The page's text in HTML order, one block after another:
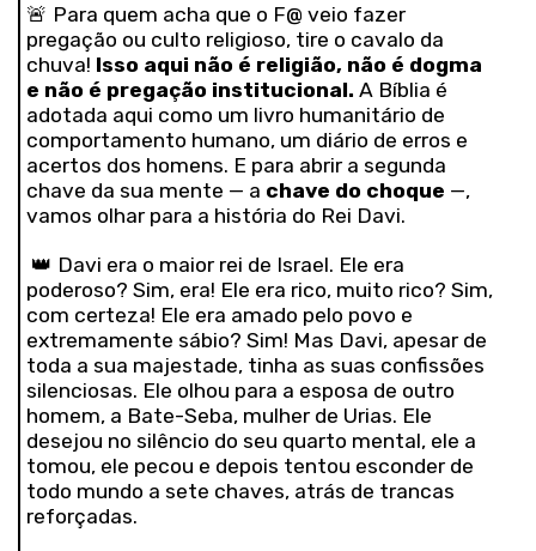
🚨 Para quem acha que o F@ veio fazer
pregação ou culto religioso, tire o cavalo da
chuva! Isso aqui não é religião, não é dogma
e não é pregação institucional. A Bíblia é
adotada aqui como um livro humanitário de
comportamento humano, um diário de erros e
acertos dos homens. E para abrir a segunda
chave da sua mente — a chave do choque —,
vamos olhar para a história do Rei Davi.
👑 Davi era o maior rei de Israel. Ele era
poderoso? Sim, era! Ele era rico, muito rico? Sim,
com certeza! Ele era amado pelo povo e
extremamente sábio? Sim! Mas Davi, apesar de
toda a sua majestade, tinha as suas confissões
silenciosas. Ele olhou para a esposa de outro
homem, a Bate-Seba, mulher de Urias. Ele
desejou no silêncio do seu quarto mental, ele a
tomou, ele pecou e depois tentou esconder de
todo mundo a sete chaves, atrás de trancas
reforçadas.